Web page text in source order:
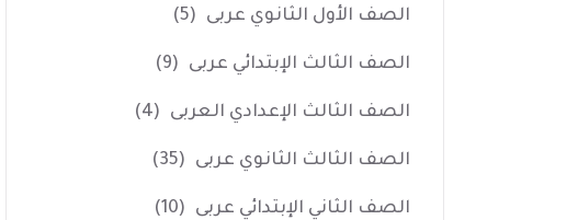
الصف الأول الثانوي عربى (5)
الصف الثالث الإبتدائي عربى (9)
الصف الثالث الإعدادي العربى (4)
الصف الثالث الثانوي عربى (35)
الصف الثاني الإبتدائي عربى (10)